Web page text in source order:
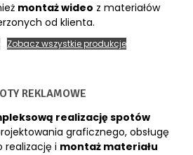
montaż wideo z materiałów
od klienta.
Zobacz wszystkie produkcje
REKLAMOWE
realizację spotów
graficznego, obsługę
realizację i montaż materiału